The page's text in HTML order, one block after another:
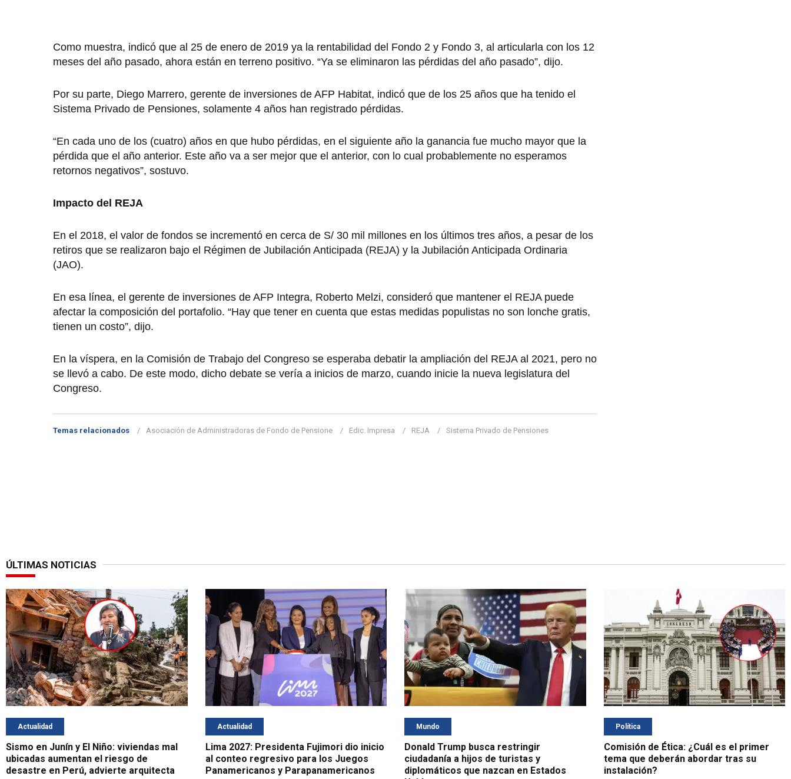
Como muestra, indicó que al 25 de enero de 2019 ya la rentabilidad del Fondo 2 y Fondo 3, al articularla con los 12
meses del año pasado, ahora están en terreno positivo. “Ya se eliminaron las pérdidas del año pasado”, dijo.
Por su parte, Diego Marrero, gerente de inversiones de AFP Habitat, indicó que de los 25 años que ha tenido el
Sistema Privado de Pensiones, solamente 4 años han registrado pérdidas.
“En cada uno de los (cuatro) años en que hubo pérdidas, en el siguiente año la ganancia fue mucho mayor que la
pérdida que el año anterior. Este año va a ser mejor que el anterior, con lo cual probablemente no esperamos
retornos negativos”, sostuvo.
Impacto del REJA
En el 2018, el valor de fondos se incrementó en cerca de S/ 30 mil millones en los últimos tres años, a pesar de los
retiros que se realizaron bajo el Régimen de Jubilación Anticipada (REJA) y la Jubilación Anticipada Ordinaria
(JAO).
En esa línea, el gerente de inversiones de AFP Integra, Roberto Melzi, consideró que mantener el REJA puede
afectar la composición del portafolio. “Hay que tener en cuenta que estas medidas populistas no son lonche gratis,
tienen un costo”, dijo.
En la víspera, en la Comisión de Trabajo del Congreso se esperaba debatir la ampliación del REJA al 2021, pero no
se llevó a cabo. De este modo, dicho debate se vería a inicios de marzo, cuando inicie la nueva legislatura del
Congreso.
Temas relacionados Asociación de Administradoras de Fondo de Pensione Edic. Impresa REJA Sistema Privado de Pensiones
ÚLTIMAS NOTICIAS
Actualidad
Sismo en Junín y El Niño: viviendas mal
ubicadas aumentan el riesgo de
desastre en Perú, advierte arquitecta
Actualidad
Lima 2027: Presidenta Fujimori dio inicio
al conteo regresivo para los Juegos
Panamericanos y Parapanamericanos
Mundo
Donald Trump busca restringir
ciudadanía a hijos de turistas y
diplomáticos que nazcan en Estados
Política
Comisión de Ética: ¿Cuál es el primer
tema que deberán abordar tras su
instalación?